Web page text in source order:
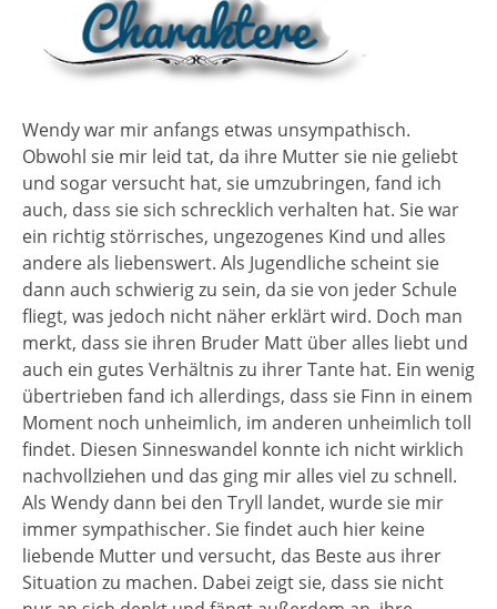
Wendy war mir anfangs etwas unsympathisch.
Obwohl sie mir leid tat, da ihre Mutter sie nie geliebt
und sogar versucht hat, sie umzubringen, fand ich
auch, dass sie sich schrecklich verhalten hat. Sie war
ein richtig störrisches, ungezogenes Kind und alles
andere als liebenswert. Als Jugendliche scheint sie
dann auch schwierig zu sein, da sie von jeder Schule
fliegt, was jedoch nicht näher erklärt wird. Doch man
merkt, dass sie ihren Bruder Matt über alles liebt und
auch ein gutes Verhältnis zu ihrer Tante hat. Ein wenig
übertrieben fand ich allerdings, dass sie Finn in einem
Moment noch unheimlich, im anderen unheimlich toll
findet. Diesen Sinneswandel konnte ich nicht wirklich
nachvollziehen und das ging mir alles viel zu schnell.
Als Wendy dann bei den Tryll landet, wurde sie mir
immer sympathischer. Sie findet auch hier keine
liebende Mutter und versucht, das Beste aus ihrer
Situation zu machen. Dabei zeigt sie, dass sie nicht